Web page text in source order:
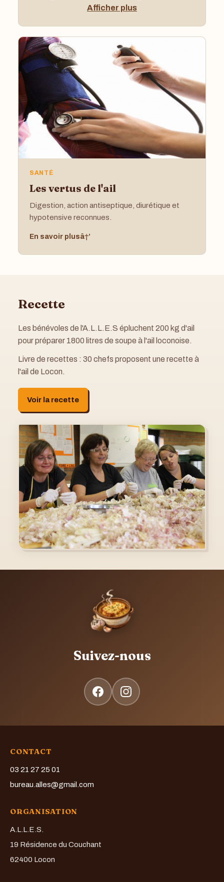
Afficher plus
SANTÉ
Les vertus de l'ail
Digestion, action antiseptique, diurétique et
hypotensive reconnues.
En savoir plus
Recette
Les bénévoles de l'A.L.L.E.S épluchent 200 kg d'ail
pour préparer 1800 litres de soupe à l'ail loconoise.
Livre de recettes : 30 chefs proposent une recette à
l'ail de Locon.
Voir la recette
Suivez-nous
CONTACT
03 21 27 25 01
bureau.alles@gmail.com
ORGANISATION
A.L.L.E.S.
19 Résidence du Couchant
62400 Locon